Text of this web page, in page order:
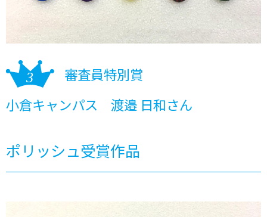
審査員特別賞
小倉キャンパス 渡邉 日和さん
ポリッシュ受賞作品